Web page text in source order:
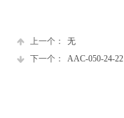
上一个：
无
下一个：
AAC-050-24-22